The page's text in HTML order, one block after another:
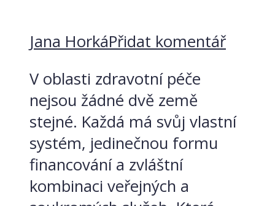
Jana HorkáPřidat komentář
V oblasti zdravotní péče
nejsou žádné dvě země
stejné. Každá má svůj vlastní
systém, jedinečnou formu
financování a zvláštní
kombinaci veřejných a